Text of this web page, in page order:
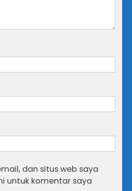
dan situs web saya
untuk komentar saya